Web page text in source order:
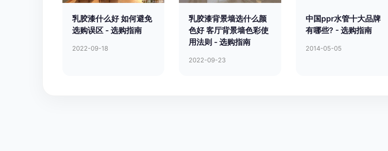
乳胶漆什么好 如何避免
选购误区 - 选购指南
2022-09-18
乳胶漆背景墙选什么颜
色好 客厅背景墙色彩使
用法则 - 选购指南
2022-09-23
中国ppr水管十大品牌
有哪些? - 选购指南
2014-05-05